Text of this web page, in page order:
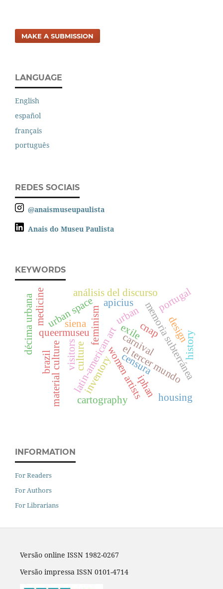
MAKE A SUBMISSION
LANGUAGE
English
español
français
português
REDES SOCIAIS
@anaismuseupaulista
Anais do Museu Paulista
KEYWORDS
women artists
latin-american art cnap
exile
feminism
censuramemoria subterránea
análisis del discurso
el tercer mundo
queermuseu history
urban space
material culture cartography
culture carnival
décima urbana urban
siena
visitorsinventory
brazil
portugal
iphan housing
design
apicius
medicine
INFORMATION
For Readers
For Authors
For Librarians
Versão online ISSN 1982-0267
Versão impressa ISSN 0101-4714